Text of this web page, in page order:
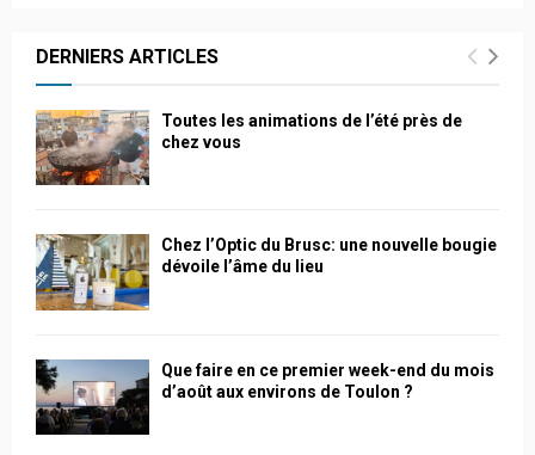
DERNIERS ARTICLES
Toutes les animations de l’été près de
chez vous
Chez l’Optic du Brusc: une nouvelle bougie
dévoile l’âme du lieu
Que faire en ce premier week-end du mois
d’août aux environs de Toulon ?